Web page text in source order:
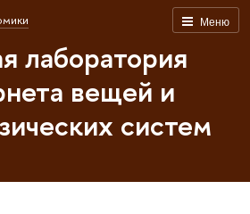
Меню
лаборатория
вещей и
систем